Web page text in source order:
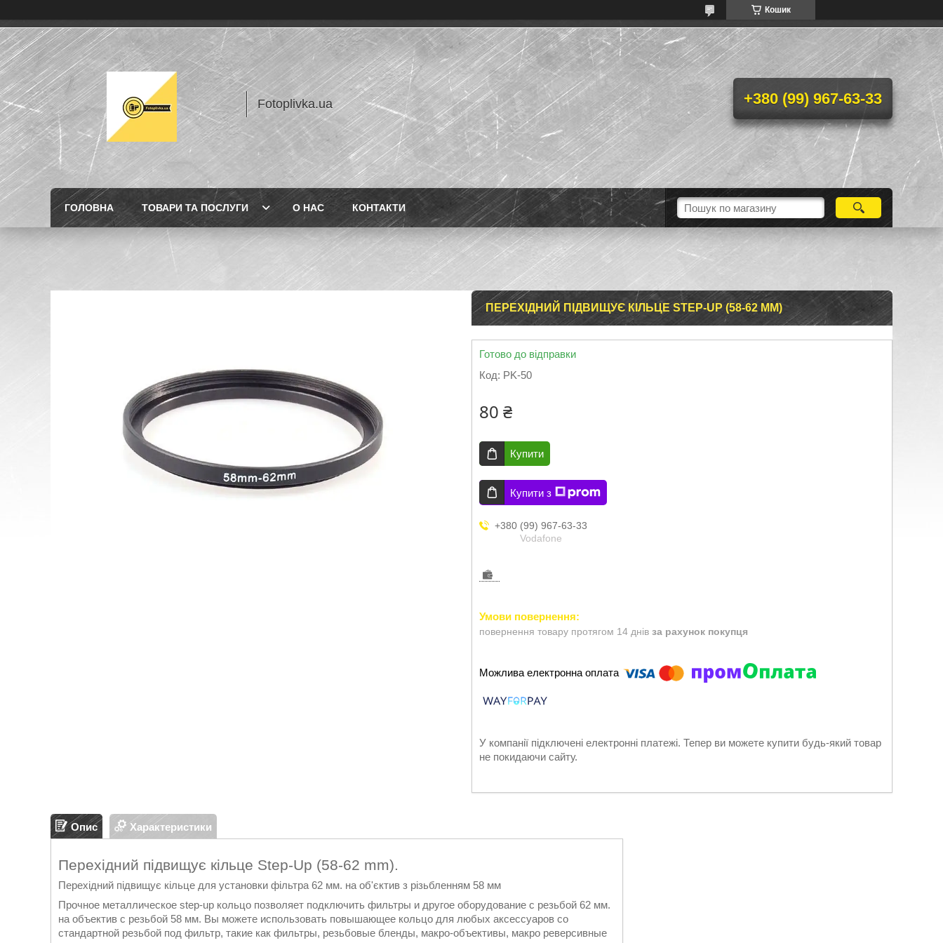
Кошик
Fotoplivka.ua +380 (99) 967-63-33
ГОЛОВНА ТОВАРИ ТА ПОСЛУГИ О НАС КОНТАКТИ
ПЕРЕХІДНИЙ ПІДВИЩУЄ КІЛЬЦЕ STEP-UP (58-62 MM)
Готово до відправки
Код: PK-50
80 ₴
Купити
Купити з
+380 (99) 967-63-33
Vodafone
повернення товару протягом 14 днів за рахунок покупця
У компанії підключені електронні платежі. Тепер ви можете купити будь-який товар
не покидаючи сайту.
Опис Характеристики
Перехідний підвищує кільце Step-Up (58-62 mm).
Перехідний підвищує кільце для установки фільтра 62 мм. на об'єктив з різьбленням 58 мм
Прочное металлическое step-up кольцо позволяет подключить фильтры и другое оборудование с резьбой 62 мм.
на объектив с резьбой 58 мм. Вы можете использовать повышающее кольцо для любых аксессуаров со
стандартной резьбой под фильтр, такие как фильтры, резьбовые бленды, макро-объективы, макро реверсивные